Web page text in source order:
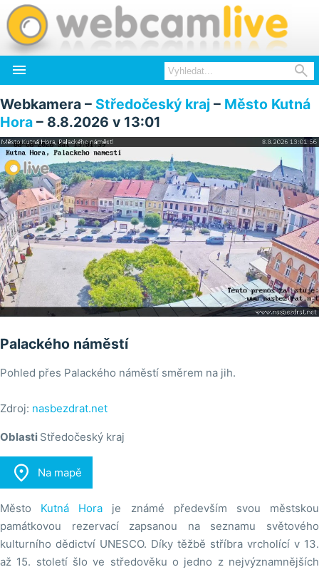
 
Webkamera – Středočeský kraj – Město Kutná
Hora – 8.8.2026 v 13:01
Palackého náměstí
Pohled přes Palackého náměstí směrem na jih.
Zdroj: nasbezdrat.net
Oblasti Středočeský kraj
 Na mapě
Město Kutná Hora je známé především svou městskou
památkovou rezervací zapsanou na seznamu světového
kulturního dědictví UNESCO. Díky těžbě stříbra vrcholící v 13.
až 15. století šlo ve středověku o jedno z nejvýznamnějších